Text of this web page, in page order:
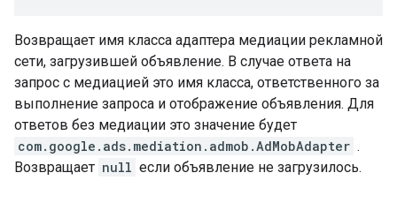
Возвращает имя класса адаптера медиации рекламной
сети, загрузившей объявление. В случае ответа на
запрос с медиацией это имя класса, ответственного за
выполнение запроса и отображение объявления. Для
ответов без медиации это значение будет
com.google.ads.mediation.admob.AdMobAdapter .
Возвращает null если объявление не загрузилось.